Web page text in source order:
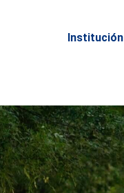
Institución